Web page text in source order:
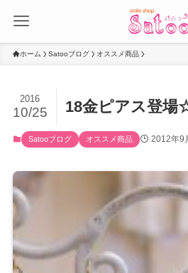
ホーム Satooブログ オススメ商品
18金ピアス登場
2016
10/25
Satooブログ オススメ商品 2012年9